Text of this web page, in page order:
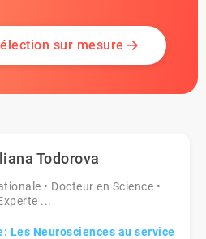
sur mesure
Todorova
• Docteur en Science •
...
Les Neurosciences au service